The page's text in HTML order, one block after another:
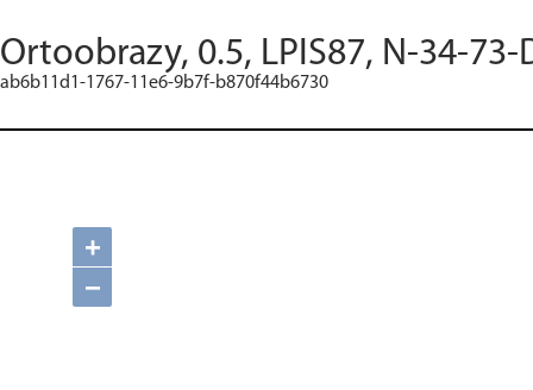
Ortoobrazy, 0.5, LPIS87, N-34-73-
ab6b11d1-1767-11e6-9b7f-b870f44b6730
+
−